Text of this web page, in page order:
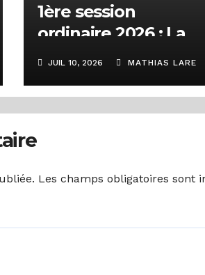
1ère session
ordinaire 2026 : La
HARC planche sur
des sujets d’intérêt
pour la régulation
JUIL 10, 2026 MATHIAS LARE
Les champs obligatoires sont